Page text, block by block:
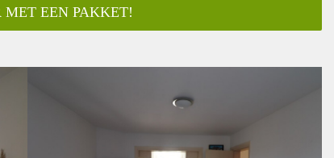
dat je hebt in alle verschillende kamers door de vele
MET EEN PAKKET!